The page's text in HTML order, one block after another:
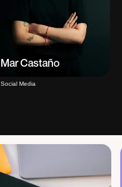
Mar Castaño
Social Media